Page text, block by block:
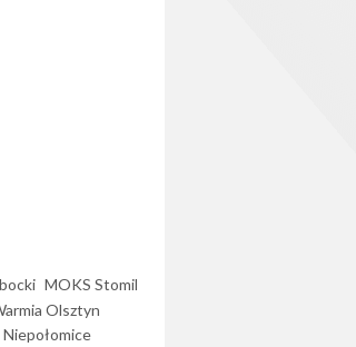
MOKS Stomil
Olsztyn
Niepołomice